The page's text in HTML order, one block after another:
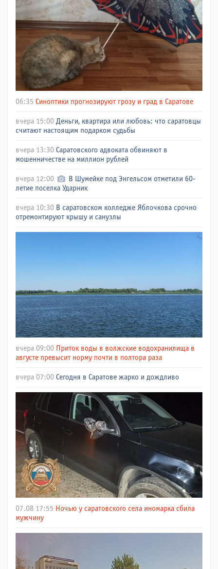
06:35 Синоптики прогнозируют грозу и град в Саратове
вчера 15:00 Деньги, квартира или любовь: что саратовцы
считают настоящим подарком судьбы
вчера 13:30 Саратовского адвоката обвиняют в
мошенничестве на миллион рублей
вчера 12:00
В Шумейке под Энгельсом отметили 60-
летие поселка Ударник
вчера 10:30 В саратовском колледже Яблочкова срочно
отремонтируют крышу и санузлы
вчера 09:00 Приток воды в волжские водохранилища в
августе превысит норму почти в полтора раза
вчера 07:00 Сегодня в Саратове жарко и дождливо
07.08 17:55 Ночью у саратовского села иномарка сбила
мужчину